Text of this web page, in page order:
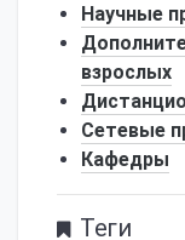
Научные
взрослых
Сетевые
Кафедры
Теги